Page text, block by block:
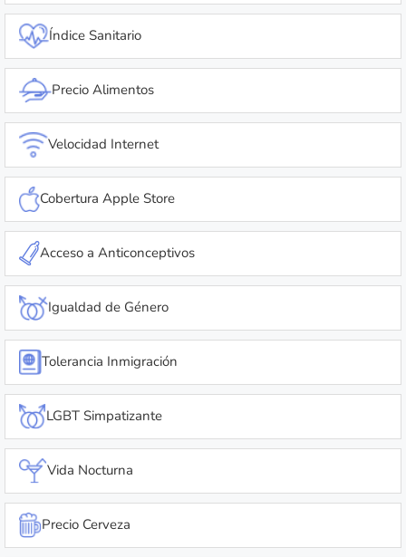
Índice Sanitario
Precio Alimentos
Velocidad Internet
Cobertura Apple Store
Acceso a Anticonceptivos
Igualdad de Género
Tolerancia Inmigración
LGBT Simpatizante
Vida Nocturna
Precio Cerveza